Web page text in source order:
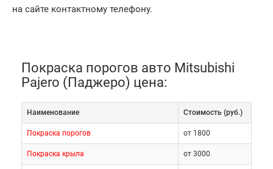
на сайте контактному телефону.
Покраска порогов авто Mitsubishi
Pajero (Паджеро) цена:
Наименование Cтоимость (руб.)
Покраска порогов от 1800
Покраска крыла от 3000